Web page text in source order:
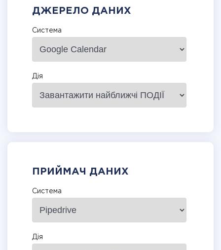
ДЖЕРЕЛО ДАНИХ
Система
Дія
ПРИЙМАЧ ДАНИХ
Система
Дія